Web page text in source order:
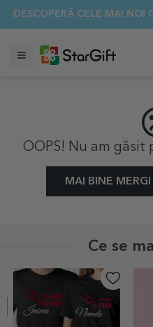
✨ DESCOPERĂ CELE MAI NOI
OOPS! Nu am găsit
MAI BINE
Ce se